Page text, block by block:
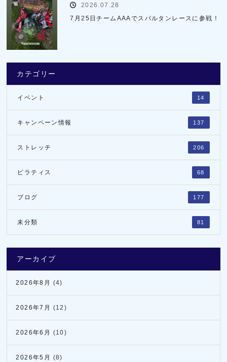
2026.07.28
7月25日チームAAAでスパルタンレースに参戦！
カテゴリー
イベント 14
キャンペーン情報 137
ストレッチ 206
ピラティス 68
ブログ 177
未分類 81
アーカイブ
2026年8月 (4)
2026年7月 (12)
2026年6月 (10)
2026年5月 (8)